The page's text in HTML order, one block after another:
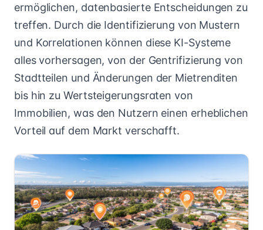
ermöglichen, datenbasierte Entscheidungen zu
treffen. Durch die Identifizierung von Mustern
und Korrelationen können diese KI-Systeme
alles vorhersagen, von der Gentrifizierung von
Stadtteilen und Änderungen der Mietrenditen
bis hin zu Wertsteigerungsraten von
Immobilien, was den Nutzern einen erheblichen
Vorteil auf dem Markt verschafft.